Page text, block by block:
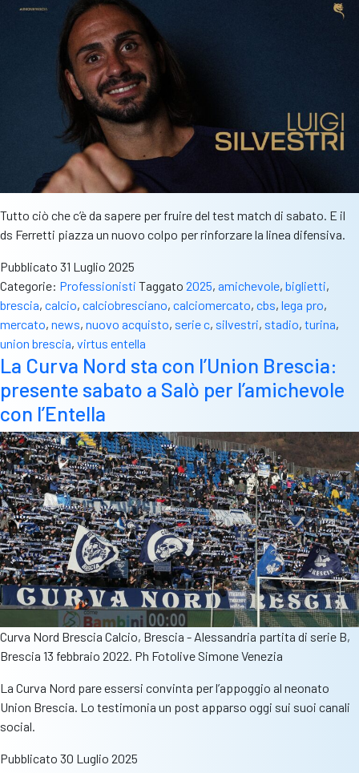
Tutto ciò che c’è da sapere per fruire del test match di sabato. E il
ds Ferretti piazza un nuovo colpo per rinforzare la linea difensiva.
Pubblicato 31 Luglio 2025
Categorie: Professionisti Taggato 2025, amichevole, biglietti,
brescia, calcio, calciobresciano, calciomercato, cbs, lega pro,
mercato, news, nuovo acquisto, serie c, silvestri, stadio, turina,
union brescia, virtus entella
La Curva Nord sta con l’Union Brescia:
presente sabato a Salò per l’amichevole
con l’Entella
Curva Nord Brescia Calcio, Brescia - Alessandria partita di serie B,
Brescia 13 febbraio 2022. Ph Fotolive Simone Venezia
La Curva Nord pare essersi convinta per l’appoggio al neonato
Union Brescia. Lo testimonia un post apparso oggi sui suoi canali
social.
Pubblicato 30 Luglio 2025